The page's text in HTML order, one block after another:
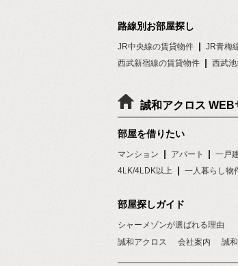
路線別お部屋探し
JR中央線の賃貸物件 JR青梅
西武新宿線の賃貸物件
西武
誠和アクロス WEB
部屋を借りたい
マンション アパート 一戸
4LK/4LDK以上
一人暮らし物
部屋探しガイド
シャーメゾンが選ばれる理由
誠和アクロス
会社案内 誠